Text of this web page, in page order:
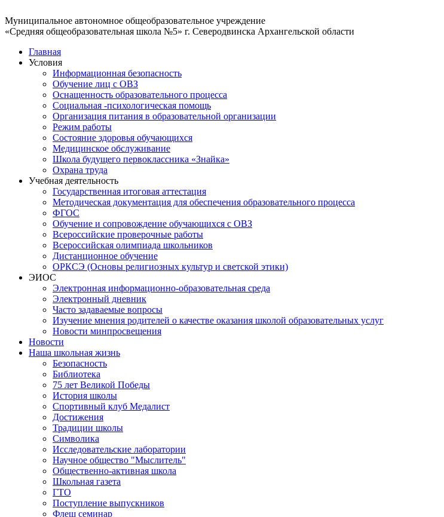
Муниципальное автономное общеобразовательное учреждение
«Средняя общеобразовательная школа №5» г. Северодвинска Архангельской области
Главная
Условия
Информационная безопасность
Обучение лиц с ОВЗ
Оснащенность образовательного процесса
Социальная -психологическая помощь
Организация питания в образовательной организации
Режим работы
Состояние здоровья обучающихся
Медицинское обслуживание
Школа будущего первоклассника «Знайка»
Охрана труда
Учебная деятельность
Государственная итоговая аттестация
Методическая документация для обеспечения образовательного процесса
ФГОС
Обучение и сопровождение обучающихся с ОВЗ
Всероссийские проверочные работы
Всероссийская олимпиада школьников
Дистанционное обучение
ОРКСЭ (Основы религиозных культур и светской этики)
ЭИОС
Электронная информационно-образовательная среда
Электронный дневник
Часто задаваемые вопросы
Изучение мнения родителей о качестве оказания школой образовательных услуг
Новости минпросвещения
Новости
Наша школьная жизнь
Безопасность
Библиотека
75 лет Великой Победы
История школы
Спортивный клуб Медалист
Достижения
Традиции школы
Символика
Исследовательские лаборатории
Научное общество "Мыслитель"
Общественно-активная школа
Школьная газета
ГТО
Поступление выпускников
Флеш семинар